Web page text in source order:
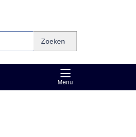
Zoeken
Menu